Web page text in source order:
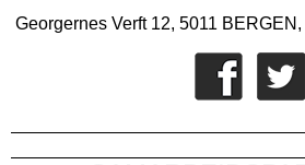
Georgernes Verft 12, 5011